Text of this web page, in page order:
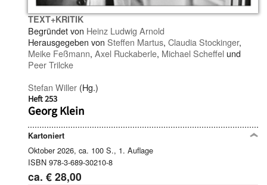
TEXT+KRITIK
Begründet von Heinz Ludwig Arnold
Herausgegeben von Steffen Martus, Claudia Stockinger,
Meike Feßmann, Axel Ruckaberle, Michael Scheffel und
Peer Trilcke
Stefan Willer (Hg.)
Heft 253
Georg Klein
Kartoniert
Oktober 2026, ca. 100 S., 1. Auflage
ISBN 978-3-689-30210-8
ca. € 28,00